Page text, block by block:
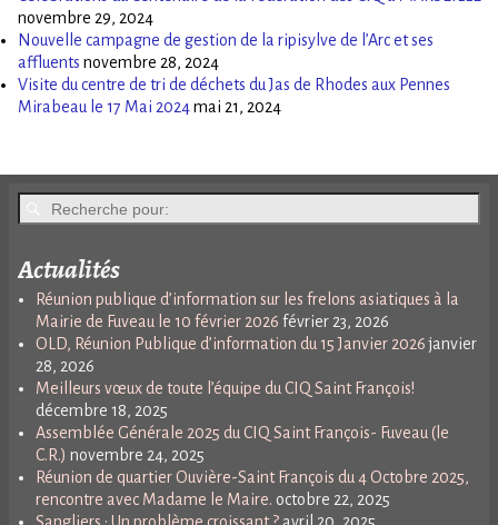
novembre 29, 2024
Nouvelle campagne de gestion de la ripisylve de l’Arc et ses
affluents novembre 28, 2024
Visite du centre de tri de déchets du Jas de Rhodes aux Pennes
Mirabeau le 17 Mai 2024mai 21, 2024
Actualités
Réunion publique d’information sur les frelons asiatiques à la
Mairie de Fuveau le 10 février 2026 février 23, 2026
OLD, Réunion Publique d’information du 15 Janvier 2026 janvier
28, 2026
Meilleurs vœux de toute l’équipe du CIQ Saint François!
décembre 18, 2025
Assemblée Générale 2025 du CIQ Saint François- Fuveau (le
C.R.) novembre 24, 2025
Réunion de quartier Ouvière-Saint François du 4 Octobre 2025,
rencontre avec Madame le Maire. octobre 22, 2025